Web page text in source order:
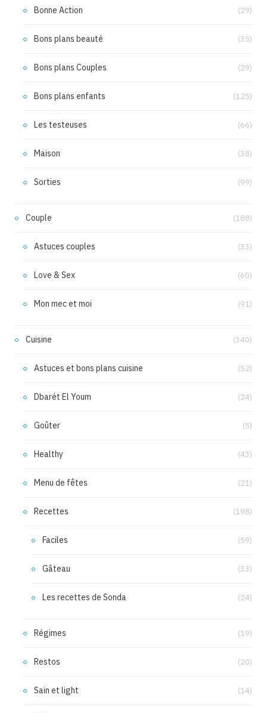
Bonne Action (29)
Bons plans beauté (35)
Bons plans Couples (29)
Bons plans enfants (125)
Les testeuses (66)
Maison (38)
Sorties (99)
Couple (188)
Astuces couples (33)
Love & Sex (60)
Mon mec et moi (91)
Cuisine (340)
Astuces et bons plans cuisine (52)
Dbarét El Youm (24)
Goûter (5)
Healthy (43)
Menu de fêtes (21)
Recettes (198)
Faciles (59)
Gâteau (33)
Les recettes de Sonda (24)
Régimes (19)
Restos (20)
Sain et light (14)